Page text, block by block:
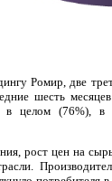
Ромир, две
шесть
в целом (76%), в
рост цен на